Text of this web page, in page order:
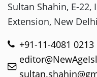
Sultan Shahin, E-22,
Extension, New
+91-11-4081 0213